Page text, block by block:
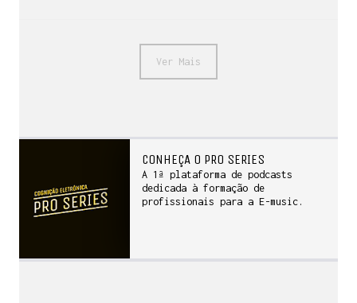
Ver Mais
CONHEÇA O PRO SERIES
A 1ª plataforma de podcasts
dedicada à formação de
profissionais para a E-music.